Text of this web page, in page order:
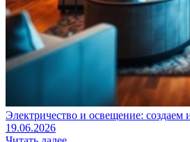
Электричество и освещение:
19.06.2026